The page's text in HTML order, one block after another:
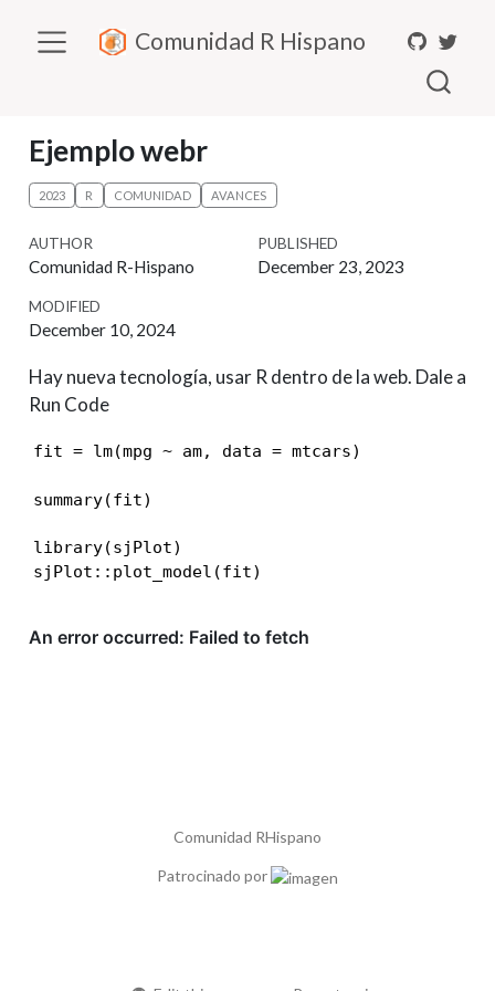
Comunidad R Hispano
Ejemplo webr
2023 R COMUNIDAD AVANCES
AUTHOR
Comunidad R-Hispano
PUBLISHED
December 23, 2023
MODIFIED
December 10, 2024
Hay nueva tecnología, usar R dentro de la web. Dale a
Run Code
fit = lm(mpg ~ am, data = mtcars)
summary(fit)
library(sjPlot)
sjPlot::plot_model(fit)
Comunidad RHispano
Patrocinado por